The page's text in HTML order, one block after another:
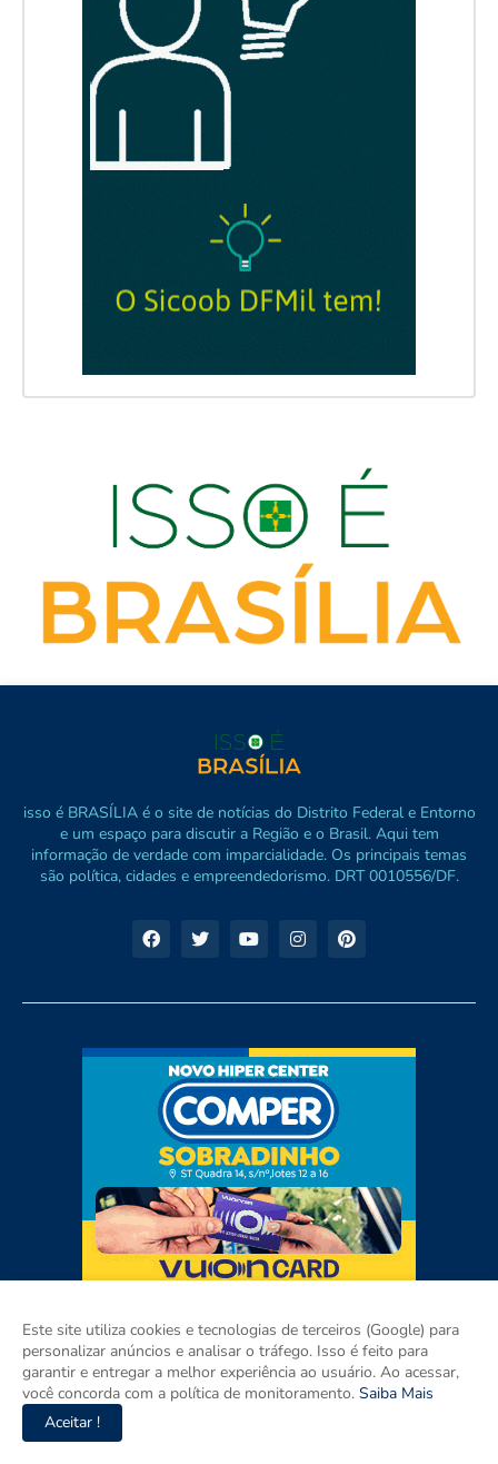
isso é BRASÍLIA é o site de notícias do Distrito Federal e Entorno
e um espaço para discutir a Região e o Brasil. Aqui tem
informação de verdade com imparcialidade. Os principais temas
são política, cidades e empreendedorismo. DRT 0010556/DF.
Este site utiliza cookies e tecnologias de terceiros (Google) para
personalizar anúncios e analisar o tráfego. Isso é feito para
garantir e entregar a melhor experiência ao usuário. Ao acessar,
você concorda com a política de monitoramento. Saiba Mais
Aceitar !